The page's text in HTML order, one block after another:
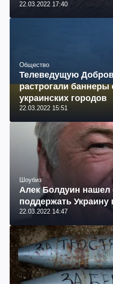
22.03.2022 17:40
Общество
Телеведущую
растрогали баннеры
украинских городов
22.03.2022 15:51
Шоубиз
Алек Болдуин нашел
поддержать
22.03.2022 14:47